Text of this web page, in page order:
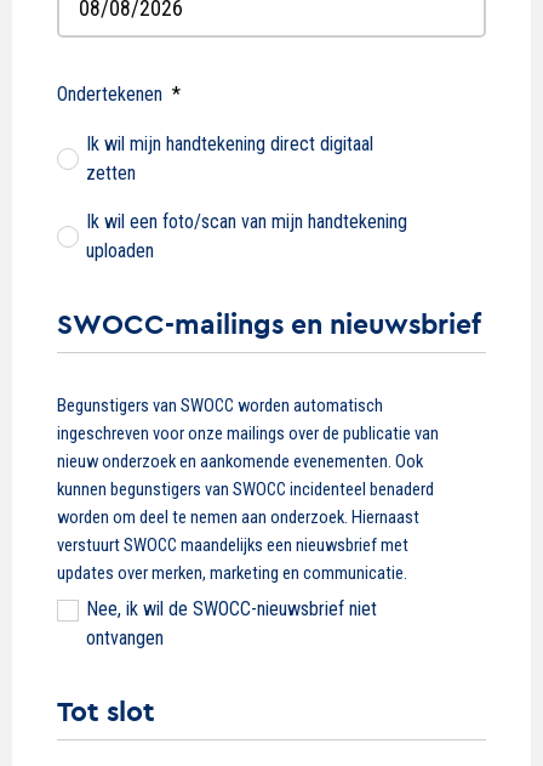
slash
slash
Ondertekenen *
Ik wil mijn handtekening direct digitaal
zetten
Ik wil een foto/scan van mijn handtekening
uploaden
SWOCC-mailings en nieuwsbrief
SWOCC-
mailings
en
nieuwsbrief
Begunstigers van SWOCC worden automatisch
ingeschreven voor onze mailings over de publicatie van
nieuw onderzoek en aankomende evenementen. Ook
kunnen begunstigers van SWOCC incidenteel benaderd
worden om deel te nemen aan onderzoek. Hiernaast
verstuurt SWOCC maandelijks een nieuwsbrief met
updates over merken, marketing en communicatie.
Nee, ik wil de SWOCC-nieuwsbrief niet
ontvangen
Tot slot